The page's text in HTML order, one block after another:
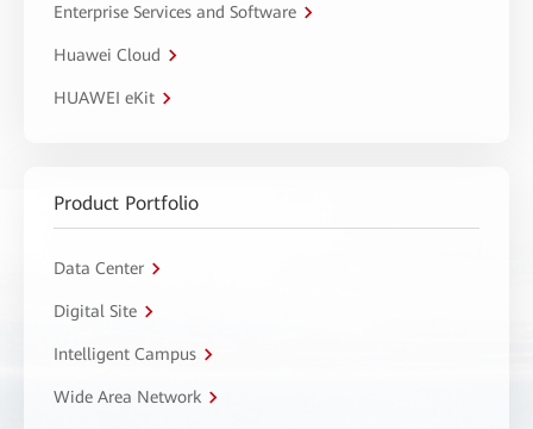
Enterprise Services and Software
Huawei Cloud
HUAWEI eKit
Product Portfolio
Data Center
Digital Site
Intelligent Campus
Wide Area Network